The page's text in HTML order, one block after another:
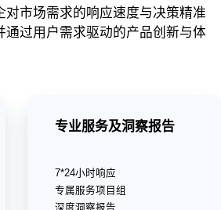
场需求的响应速度与决策精准
用户需求驱动的产品创新与体
专业服务及洞察报告
7*24小时响应
专属服务项目组